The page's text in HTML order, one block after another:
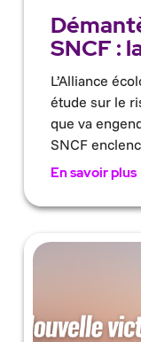
SNCF :
L’Alliance
étude sur le
que va
SNCF
En savoir